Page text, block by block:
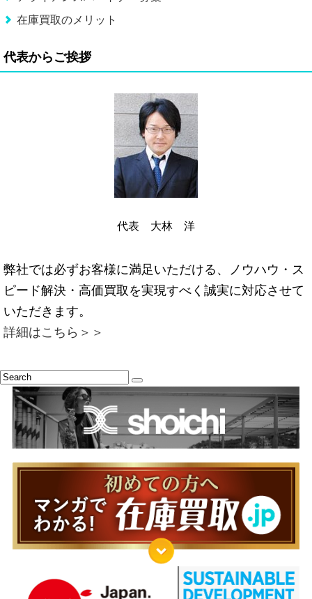
在庫買取のメリット
代表からご挨拶
代表 大林 洋
弊社では必ずお客様に満足いただける、ノウハウ・ス
ピード解決・高価買取を実現すべく誠実に対応させて
いただきます。
詳細はこちら＞＞